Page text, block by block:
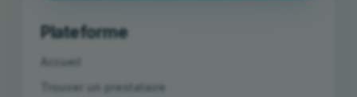
Plateforme
Accueil
Trouver un prestataire